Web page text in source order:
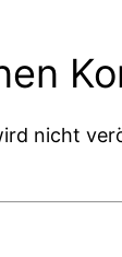
nicht